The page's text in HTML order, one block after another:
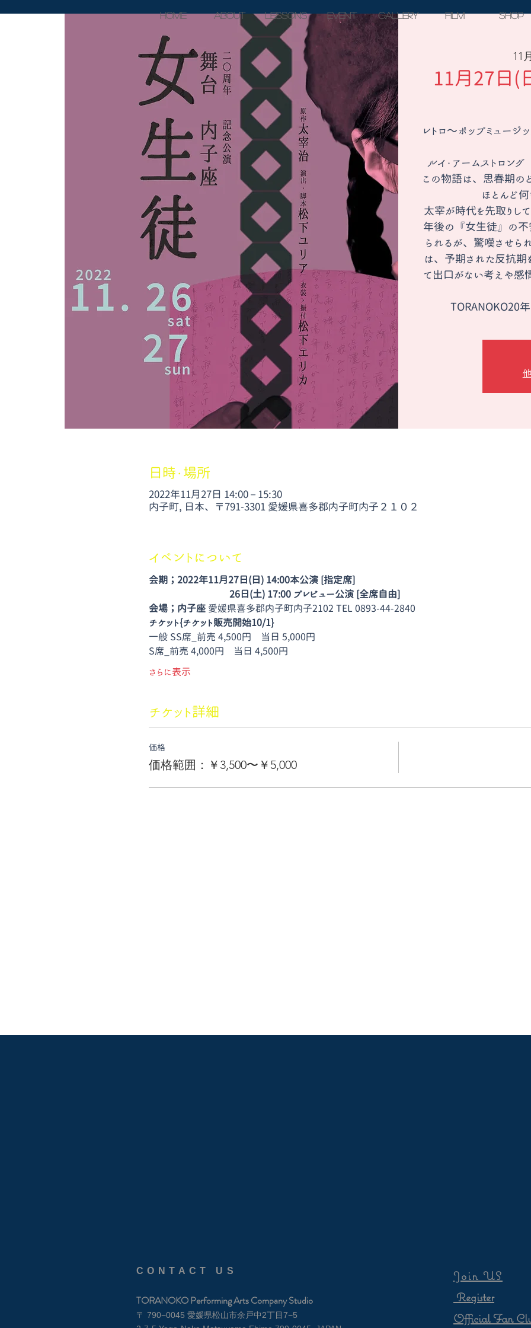
11
11月27日
レトロ〜ポップミュー
ルイ・アームストロン
この物語は、思春期の
ほとんど何
太宰が時代を先取りし
年後の『女生徒』の不
られるが、驚嘆させら
は、予期された反抗期
て出口がない考えや感
日時・場所
2022年11月27日 14:00 – 15:30
内子町, 日本、〒791-3301 愛媛県喜多郡内子町内子２１０２
イベントについて
会期；2022年11月27日(日) 14:00本公演 [指定席]
26日(土) 17:00 プレビュー公演 [全席自由]
会場；内子座 愛媛県喜多郡内子町内子2102 TEL 0893-44-2840
チケット{チケット販売開始10/1}
一般 SS席_前売 4,500円　当日 5,000円
S席_前売 4,000円　当日 4,500円
さらに表示
チケット詳細
価格
価格範囲：￥3,500〜￥5,000
Home About Lessons Event Gallery Film SHOP
CONTACT US
TORANOKO Performing Arts Company Studio
〒 790−0045 愛媛県松山市余戸中2丁目7−5
Join US
Register
Official Fan